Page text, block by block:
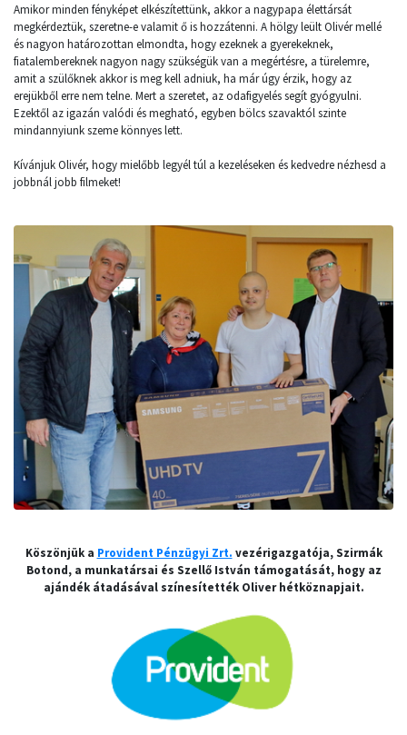
Amikor minden fényképet elkészítettünk, akkor a nagypapa élettársát
megkérdeztük, szeretne-e valamit ő is hozzátenni. A hölgy leült Olivér mellé
és nagyon határozottan elmondta, hogy ezeknek a gyerekeknek,
fiatalembereknek nagyon nagy szükségük van a megértésre, a türelemre,
amit a szülőknek akkor is meg kell adniuk, ha már úgy érzik, hogy az
erejükből erre nem telne. Mert a szeretet, az odafigyelés segít gyógyulni.
Ezektől az igazán valódi és megható, egyben bölcs szavaktól szinte
mindannyiunk szeme könnyes lett.
Kívánjuk Olivér, hogy mielőbb legyél túl a kezeléseken és kedvedre nézhesd a
jobbnál jobb filmeket!
Köszönjük a Provident Pénzügyi Zrt. vezérigazgatója, Szirmák
Botond, a munkatársai és Szellő István támogatását, hogy az
ajándék átadásával színesítették Oliver hétköznapjait.